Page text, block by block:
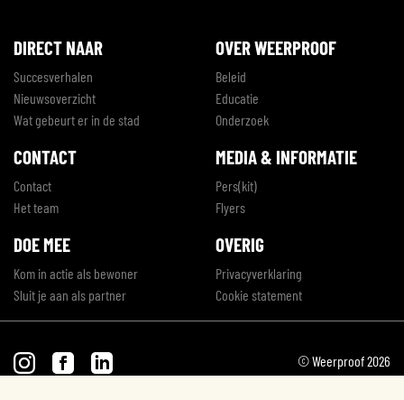
DIRECT NAAR
Succesverhalen
Nieuwsoverzicht
Wat gebeurt er in de stad
OVER WEERPROOF
Beleid
Educatie
Onderzoek
CONTACT
Contact
Het team
MEDIA & INFORMATIE
Pers(kit)
Flyers
DOE MEE
Kom in actie als bewoner
Sluit je aan als partner
OVERIG
Privacyverklaring
Cookie statement
© Weerproof 2026